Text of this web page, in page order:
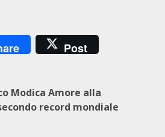
Post
Modica Amore alla
record mondiale